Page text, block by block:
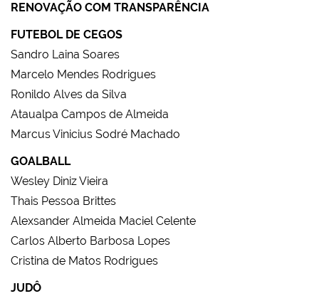
RENOVAÇÃO COM TRANSPARÊNCIA
FUTEBOL DE CEGOS
Sandro Laina Soares
Marcelo Mendes Rodrigues
Ronildo Alves da Silva
Ataualpa Campos de Almeida
Marcus Vinicius Sodré Machado
GOALBALL
Wesley Diniz Vieira
Thais Pessoa Brittes
Alexsander Almeida Maciel Celente
Carlos Alberto Barbosa Lopes
Cristina de Matos Rodrigues
JUDÔ